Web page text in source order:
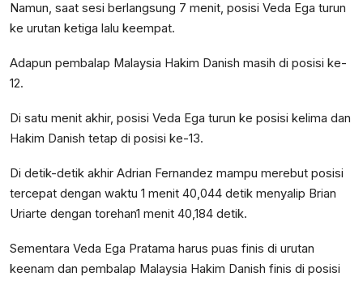
Namun, saat sesi berlangsung 7 menit, posisi Veda Ega turun
ke urutan ketiga lalu keempat.
Adapun pembalap Malaysia Hakim Danish masih di posisi ke-
12.
Di satu menit akhir, posisi Veda Ega turun ke posisi kelima dan
Hakim Danish tetap di posisi ke-13.
Di detik-detik akhir Adrian Fernandez mampu merebut posisi
tercepat dengan waktu 1 menit 40,044 detik menyalip Brian
Uriarte dengan torehan1 menit 40,184 detik.
Sementara Veda Ega Pratama harus puas finis di urutan
keenam dan pembalap Malaysia Hakim Danish finis di posisi